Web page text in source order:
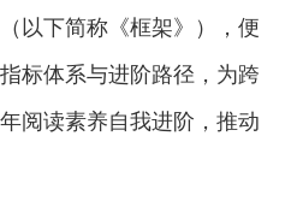
以下简称《框架》），便
标体系与进阶路径，为跨
阅读素养自我进阶，推动